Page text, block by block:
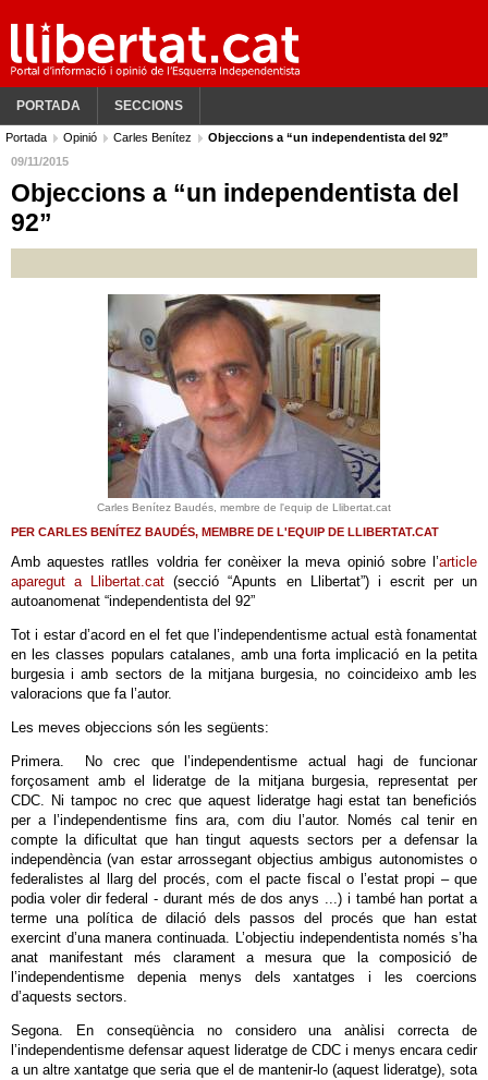
PORTADA SECCIONS
Portada Opinió Carles Benítez
Objeccions a “un independentista del 92”
09/11/2015
Objeccions a “un independentista del
92”
Carles Benítez Baudés, membre de l'equip de Llibertat.cat
PER CARLES BENÍTEZ BAUDÉS, MEMBRE DE L'EQUIP DE LLIBERTAT.CAT
Amb aquestes ratlles voldria fer conèixer la meva opinió sobre l’article
aparegut a Llibertat.cat (secció “Apunts en Llibertat”) i escrit per un
autoanomenat “independentista del 92”
Tot i estar d’acord en el fet que l’independentisme actual està fonamentat
en les classes populars catalanes, amb una forta implicació en la petita
burgesia i amb sectors de la mitjana burgesia, no coincideixo amb les
valoracions que fa l’autor.
Les meves objeccions són les següents:
Primera. No crec que l’independentisme actual hagi de funcionar
forçosament amb el lideratge de la mitjana burgesia, representat per
CDC. Ni tampoc no crec que aquest lideratge hagi estat tan beneficiós
per a l’independentisme fins ara, com diu l’autor. Només cal tenir en
compte la dificultat que han tingut aquests sectors per a defensar la
independència (van estar arrossegant objectius ambigus autonomistes o
federalistes al llarg del procés, com el pacte fiscal o l’estat propi – que
podia voler dir federal - durant més de dos anys ...) i també han portat a
terme una política de dilació dels passos del procés que han estat
exercint d’una manera continuada. L’objectiu independentista només s’ha
anat manifestant més clarament a mesura que la composició de
l’independentisme depenia menys dels xantatges i les coercions
d’aquests sectors.
Segona. En conseqüència no considero una anàlisi correcta de
l’independentisme defensar aquest lideratge de CDC i menys encara cedir
a un altre xantatge que seria que el de mantenir-lo (aquest lideratge), sota